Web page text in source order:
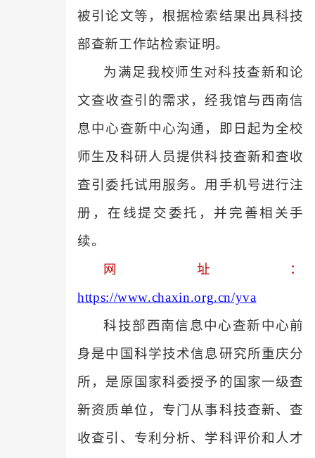
被引论文等，根据检索结果出具科技
部查新工作站检索证明。
为满足我校师生对科技查新和论
文查收查引的需求，经我馆与西南信
息中心查新中心沟通 ，即日起为全校
师生及科研人员提供科技查新和查收
查引委托试用 服务。用手机号进行注
册，在线提交委托，并 完善相关手
续。
网址：
https://www.chaxin.org.cn/yva
科技部西南信息中心查新中心前
身是中国科学技术信息研究所重庆分
所，是原国家科委授予的国家一级查
新资质单位，专门从事科技查新、查
收查引、专利分析、学科评价和人才